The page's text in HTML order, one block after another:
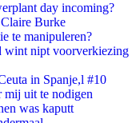
day incoming?
Burke
te manipuleren?
wint nipt voorverkiezing
in Spanje,l #10
mij uit te nodigen
was kaputt